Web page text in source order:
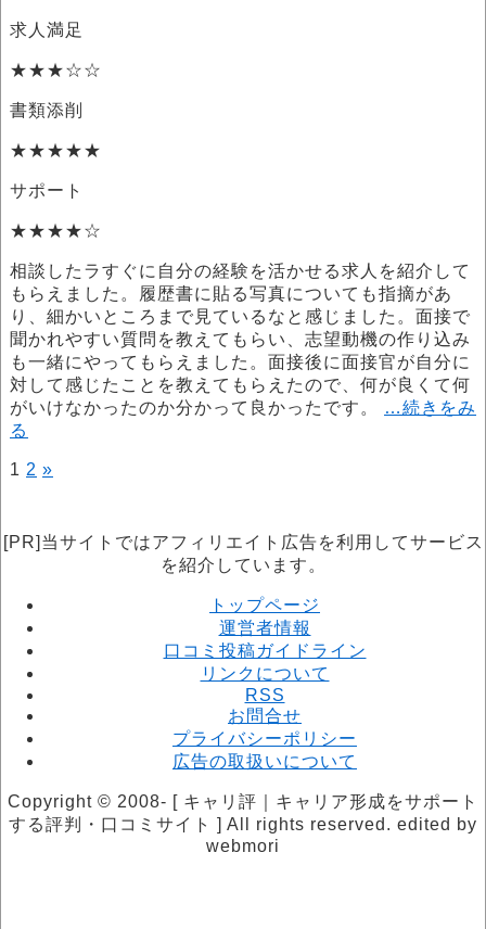
求人満足
★★★☆☆
書類添削
★★★★★
サポート
★★★★☆
相談したラすぐに自分の経験を活かせる求人を紹介して
もらえました。履歴書に貼る写真についても指摘があ
り、細かいところまで見ているなと感じました。面接で
聞かれやすい質問を教えてもらい、志望動機の作り込み
も一緒にやってもらえました。面接後に面接官が自分に
対して感じたことを教えてもらえたので、何が良くて何
がいけなかったのか分かって良かったです。
…続きをみ
る
投
の
ー
ジ
送
り
1 2 »
[PR]当サイトではアフィリエイト広告を利用してサービス
を紹介しています。
トップページ
運営者情報
口コミ投稿ガイドライン
リンクについて
RSS
お問合せ
プライバシーポリシー
広告の取扱いについて
Copyright © 2008- [ キャリ評｜キャリア形成をサポート
する評判・口コミサイト ] All rights reserved. edited by
webmori